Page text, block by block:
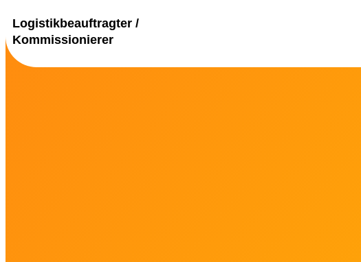
Logistikbeauftragter /
Kommissionierer